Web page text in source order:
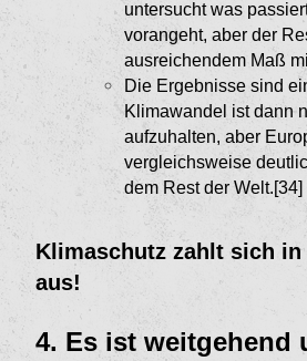
untersucht was
vorangeht, aber der
ausreichendem Maß
Die Ergebnisse sind
Klimawan­del ist dann
aufzuhalten, aber
vergleichsweise
dem Rest der Welt.[34]
Klimaschutz zahlt sich in
aus!
4. Es ist weitgehend